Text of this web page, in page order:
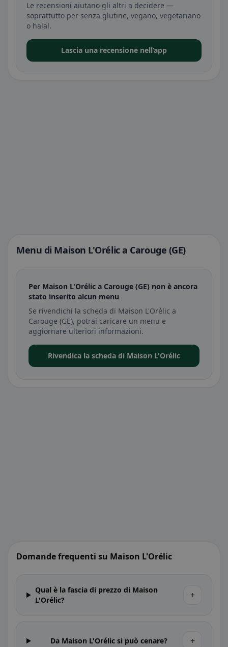
Le recensioni aiutano gli altri a decidere —
soprattutto per senza glutine, vegano, vegetariano
o halal.
Lascia una recensione nell’app
Menu di Maison L'Orélic a Carouge (GE)
Per Maison L'Orélic a Carouge (GE) non è ancora
stato inserito alcun menu
Se rivendichi la scheda di Maison L'Orélic a
Carouge (GE), potrai caricare un menu e
aggiornare ulteriori informazioni.
Rivendica la scheda di Maison L'Orélic
Domande frequenti su Maison L'Orélic
Qual è la fascia di prezzo di Maison
L'Orélic?
+
Da Maison L'Orélic si può cenare? +